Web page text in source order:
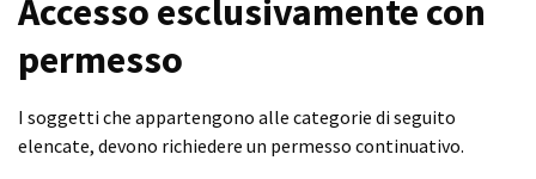
Accesso esclusivamente con
permesso
I soggetti che appartengono alle categorie di seguito
elencate, devono richiedere un permesso continuativo.